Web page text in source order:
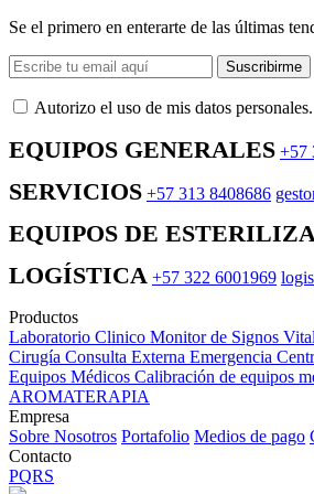
Se el primero en enterarte de las últimas
Suscribirme
Autorizo ​​el uso de mis datos personales.
EQUIPOS GENERALES +57
SERVICIOS +57 313 8408686
EQUIPOS DE
LOGÍSTICA +57 322 6001969
Productos
Laboratorio Clinico Monitor de Signos
Cirugía Consulta Externa Emergencia
Equipos Médicos Calibración de equipos
AROMATERAPIA
Empresa
Sobre Nosotros Portafolio Medios de pago
Contacto
PQRS